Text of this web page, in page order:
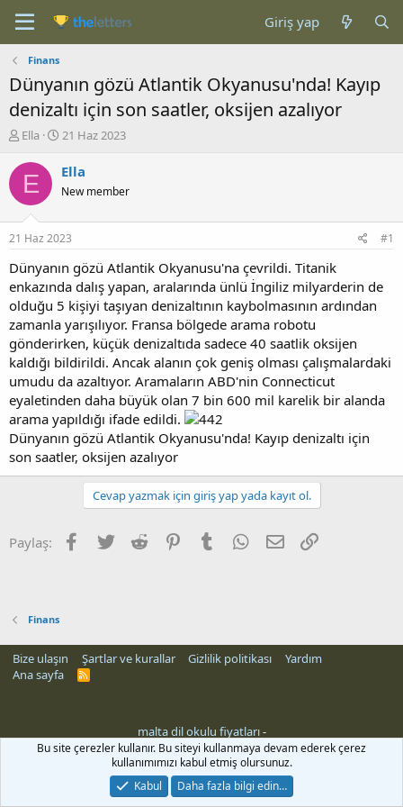
Giriş yap
Finans
Dünyanın gözü Atlantik Okyanusu'nda! Kayıp
denizaltı için son saatler, oksijen azalıyor
K
n
b
u
u
b
a
ş
l
a
t
a
n
Ella
B
ş
a
g
ı
ç
t
a
r
h
i
21 Haz 2023
E Ella
New member
21 Haz 2023 #1
Dünyanın gözü Atlantik Okyanusu'na çevrildi. Titanik
enkazında dalış yapan, aralarında ünlü İngiliz milyarderin de
olduğu 5 kişiyi taşıyan denizaltının kaybolmasının ardından
zamanla yarışılıyor. Fransa bölgede arama robotu
gönderirken, küçük denizaltıda sadece 40 saatlik oksijen
kaldığı bildirildi. Ancak alanın çok geniş olması çalışmalardaki
umudu da azaltıyor. Aramaların ABD'nin Connecticut
eyaletinden daha büyük olan 7 bin 600 mil karelik bir alanda
arama yapıldığı ifade edildi.
Dünyanın gözü Atlantik Okyanusu'nda! Kayıp denizaltı için
son saatler, oksijen azalıyor
Cevap yazmak için giriş yap yada kayıt ol.
Paylaş: Facebook
Twitter Reddit PinterestTumblr WhatsApp
E-posta
Finans
Bize ulaşın Şartlar ve kurallar Gizlilik politikası
Yardım
Ana sayfa
R
malta dil okulu fiyatları-
siteleri
Bu site çerezler kullanır. Bu siteyi kullanmaya devam ederek çerez
kullanımımızı kabul etmiş olursunuz.
Kabul
Daha fazla bilgi edin…